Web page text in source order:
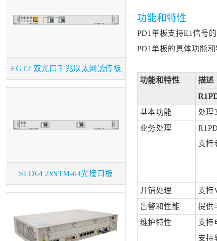
EGT2 双光口千兆以太网透传板
SLD64 2xSTM-64光接口板
功能和特性
PD1单板支持E1信号
PD1单板的具体功能
功能和特性
描述
基本功能
处理
业务处理
支持
开销处理
支持
告警和性能
提供
维护特性
支持
支持